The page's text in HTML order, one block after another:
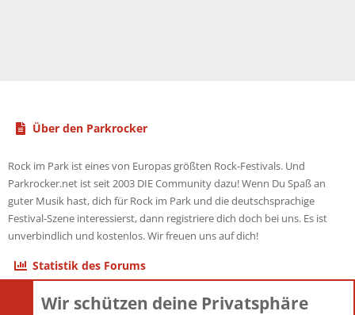
Über den Parkrocker
Rock im Park ist eines von Europas größten Rock-Festivals. Und
Parkrocker.net ist seit 2003 DIE Community dazu! Wenn Du Spaß an
guter Musik hast, dich für Rock im Park und die deutschsprachige
Festival-Szene interessierst, dann registriere dich doch bei uns. Es ist
unverbindlich und kostenlos. Wir freuen uns auf dich!
Statistik des Forums
ThemenWir schützen deine Privatsphäre